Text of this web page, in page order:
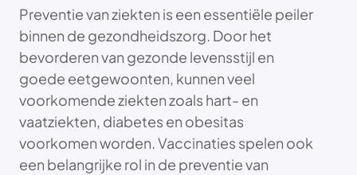
Preventie van ziekten is een essentiële peiler
binnen de gezondheidszorg. Door het
bevorderen van gezonde levensstijl en
goede eetgewoonten, kunnen veel
voorkomende ziekten zoals hart- en
vaatziekten, diabetes en obesitas
voorkomen worden. Vaccinaties spelen ook
een belangrijke rol in de preventie van